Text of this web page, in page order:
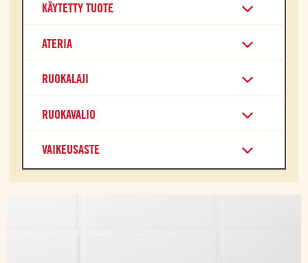
KÄYTETTY TUOTE
ATERIA
RUOKALAJI
RUOKAVALIO
VAIKEUSASTE